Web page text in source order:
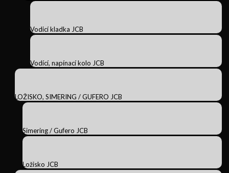
Vodicí kladka JCB
Vodící, napínací kolo JCB
LOŽISKO, SIMERING / GUFERO JCB
Simering / Gufero JCB
Ložisko JCB